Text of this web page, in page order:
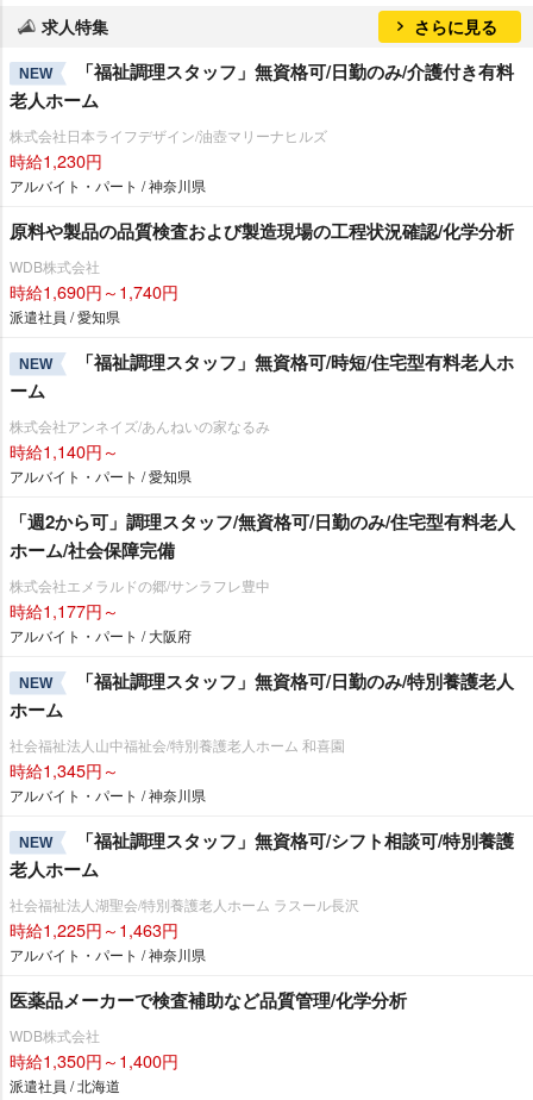
求人特集 さらに見る
NEW
「福祉調理スタッフ」無資格可/日勤のみ/介護付き有料
老人ホーム
株式会社日本ライフデザイン/油壺マリーナヒルズ
時給1,230円
アルバイト・パート / 神奈川県
原料や製品の品質検査および製造現場の工程状況確認/化学分析
WDB株式会社
時給1,690円～1,740円
派遣社員 / 愛知県
NEW
「福祉調理スタッフ」無資格可/時短/住宅型有料老人ホ
ーム
株式会社アンネイズ/あんねいの家なるみ
時給1,140円～
アルバイト・パート / 愛知県
「週2から可」調理スタッフ/無資格可/日勤のみ/住宅型有料老人
ホーム/社会保障完備
株式会社エメラルドの郷/サンラフレ豊中
時給1,177円～
アルバイト・パート / 大阪府
NEW
「福祉調理スタッフ」無資格可/日勤のみ/特別養護老人
ホーム
社会福祉法人山中福祉会/特別養護老人ホーム 和喜園
時給1,345円～
アルバイト・パート / 神奈川県
NEW
「福祉調理スタッフ」無資格可/シフト相談可/特別養護
老人ホーム
社会福祉法人湖聖会/特別養護老人ホーム ラスール長沢
時給1,225円～1,463円
アルバイト・パート / 神奈川県
医薬品メーカーで検査補助など品質管理/化学分析
WDB株式会社
時給1,350円～1,400円
派遣社員 / 北海道